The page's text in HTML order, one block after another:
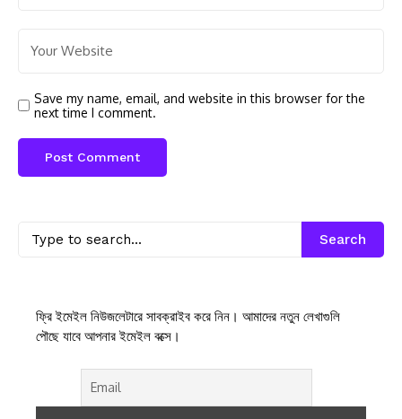
Save my name, email, and website in this browser for the
next time I comment.
Search
ফ্রি ইমেইল নিউজলেটারে সাবক্রাইব করে নিন। আমাদের নতুন লেখাগুলি
পৌছে যাবে আপনার ইমেইল বক্সে।